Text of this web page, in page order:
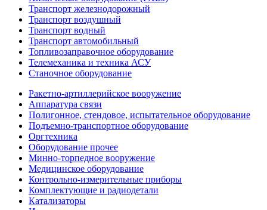
Транспорт железнодорожный
Транспорт воздушный
Транспорт водный
Транспорт автомобильный
Топливозаправочное оборудование
Телемеханика и техника АСУ
Станочное оборудование
Ракетно-артиллерийское вооружение
Аппаратура связи
Полигонное, стендовое, испытательное оборудование
Подъемно-транспортное оборудование
Оргтехника
Оборудование прочее
Минно-торпедное вооружение
Медицинское оборудование
Контрольно-измерительные приборы
Комплектующие и радиодетали
Катализаторы